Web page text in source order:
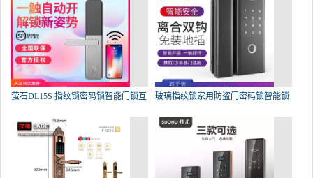
萤石DL15S 指纹锁密码锁智能门锁互 玻璃指纹锁家用防盗门密码锁智能锁